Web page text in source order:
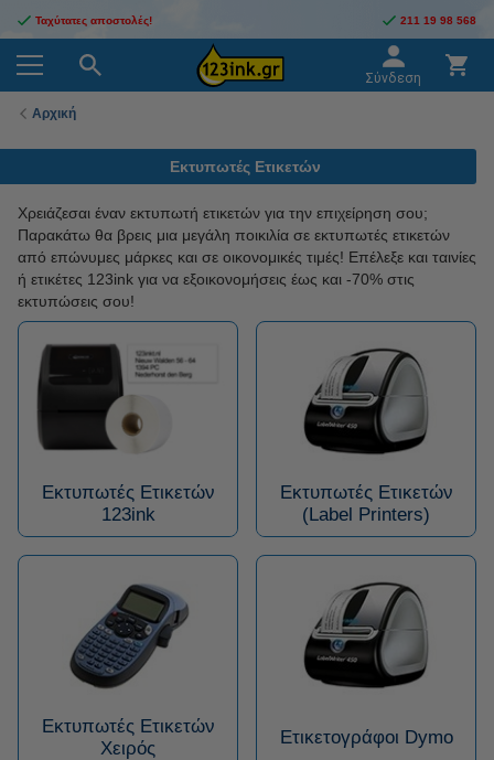
Ταχύτατες αποστολές! 211 19 98 568
Σύνδεση
Αρχική
Εκτυπωτές Ετικετών
Χρειάζεσαι έναν εκτυπωτή ετικετών για την επιχείρηση σου;
Παρακάτω θα βρεις μια μεγάλη ποικιλία σε εκτυπωτές ετικετών
από επώνυμες μάρκες και σε οικονομικές τιμές! Επέλεξε και ταινίες
ή ετικέτες 123ink για να εξοικονομήσεις έως και -70% στις
εκτυπώσεις σου!
Εκτυπωτές Ετικετών
123ink
Εκτυπωτές Ετικετών
(Label Printers)
Εκτυπωτές Ετικετών
Χειρός
Ετικετογράφοι Dymo